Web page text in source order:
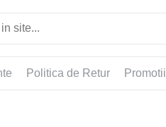
Politica de Retur Promotii